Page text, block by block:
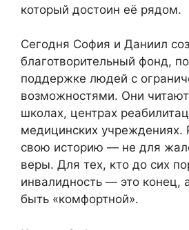
который достоин её рядом.
Сегодня София и Даниил
благотворительный фонд,
поддержке людей с
возможностями. Они
школах, центрах
медицинских учреждениях.
свою историю — не для
веры. Для тех, кто до сих
инвалидность — это конец,
быть «комфортной».